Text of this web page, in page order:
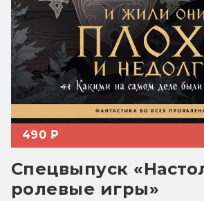
490 ₽
Спецвыпуск
ролевые игры»